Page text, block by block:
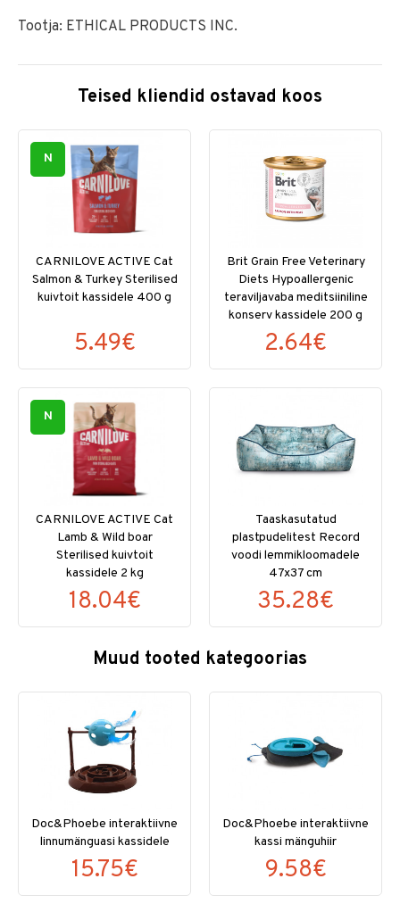
Tootja: ETHICAL PRODUCTS INC.
Teised kliendid ostavad koos
N
CARNILOVE ACTIVE Cat
Salmon & Turkey Sterilised
kuivtoit kassidele 400 g
5.49€
Brit Grain Free Veterinary
Diets Hypoallergenic
teraviljavaba meditsiiniline
konserv kassidele 200 g
2.64€
N
CARNILOVE ACTIVE Cat
Lamb & Wild boar
Sterilised kuivtoit
kassidele 2 kg
18.04€
Taaskasutatud
plastpudelitest Record
voodi lemmikloomadele
47x37 cm
35.28€
Muud tooted kategoorias
Doc&Phoebe interaktiivne
linnumänguasi kassidele
15.75€
Doc&Phoebe interaktiivne
kassi mänguhiir
9.58€